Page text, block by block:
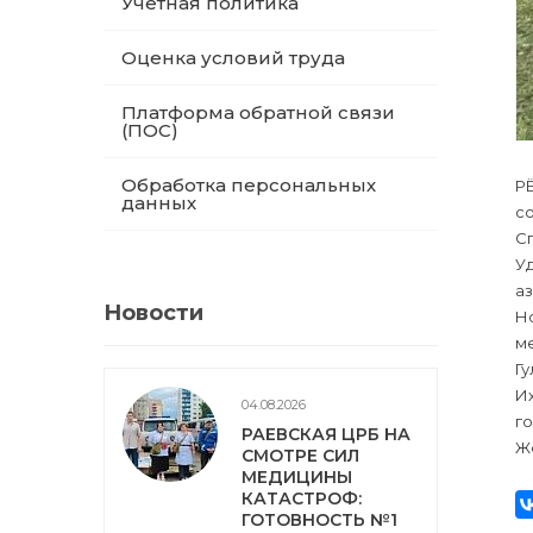
Оценка условий труда
Платформа обратной связи
(ПОС)
Обработка персональных
данных
Новости
04.08.2026
РАЕВСКАЯ ЦРБ НА
СМОТРЕ СИЛ
МЕДИЦИНЫ
КАТАСТРОФ:
ГОТОВНОСТЬ №1